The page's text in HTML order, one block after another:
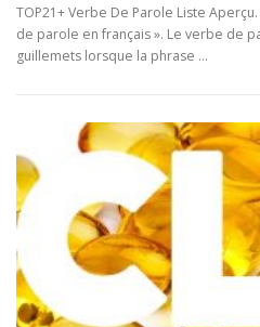
TOP21+ Verbe De Parole Liste
de parole en français ». Le verbe de
guillemets lorsque la phrase …